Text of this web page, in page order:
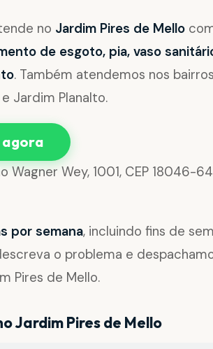
no Jardim Pires de Mello
de esgoto, pia, vaso
. Também atendemos nos
Jardim Planalto.
Wagner Wey, 1001, CEP 18046-
por semana, incluindo fins de
o problema e
Pires de Mello.
Jardim Pires de Mello